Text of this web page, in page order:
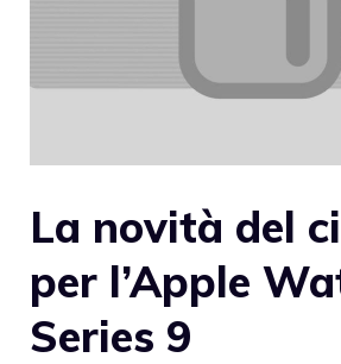
La novità del
per l’Apple
Series 9